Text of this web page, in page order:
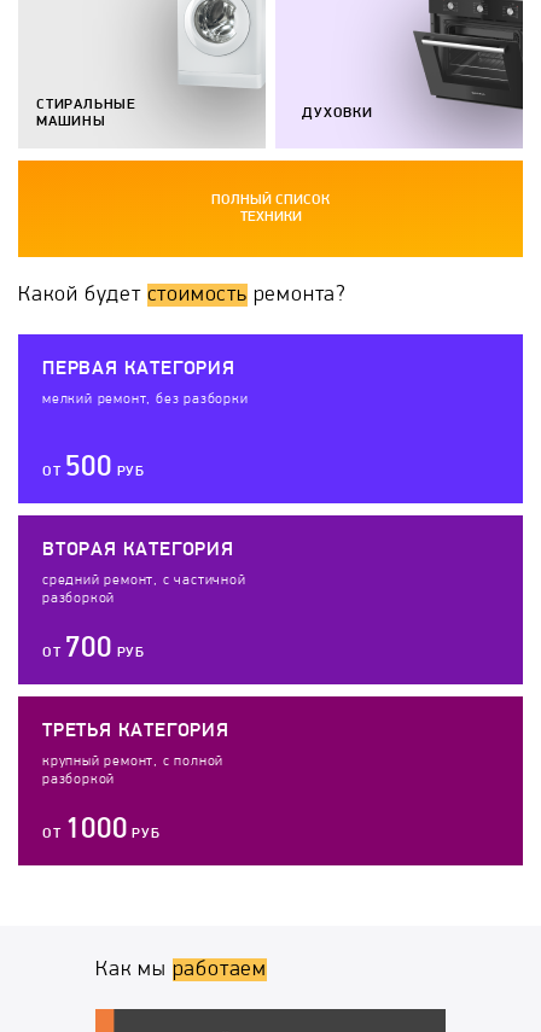
СТИРАЛЬНЫЕ
МАШИНЫ
ДУХОВКИ
ПОЛНЫЙ СПИСОК
ТЕХНИКИ
Какой будет стоимость ремонта?
ПЕРВАЯ КАТЕГОРИЯ
мелкий ремонт, без разборки
ОТ 500 РУБ
ВТОРАЯ КАТЕГОРИЯ
средний ремонт, с частичной
разборкой
ОТ 700 РУБ
ТРЕТЬЯ КАТЕГОРИЯ
крупный ремонт, с полной
разборкой
ОТ 1000 РУБ
Как мы работаем